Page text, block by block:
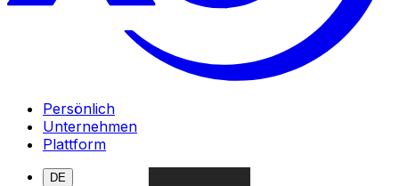
Persönlich
Unternehmen
Plattform
DE